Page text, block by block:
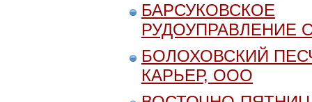
БАРСУКОВСКОЕ
РУДОУПРАВЛЕНИЕ
БОЛОХОВСКИЙ
КАРЬЕР, ООО